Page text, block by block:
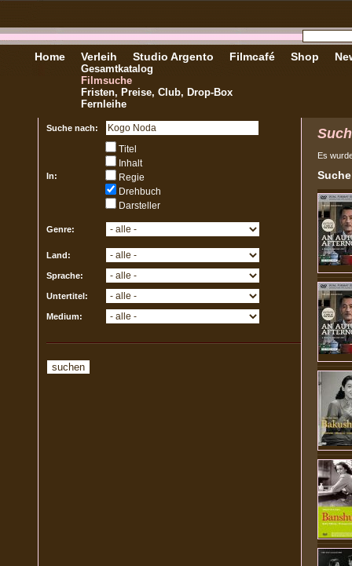
Home Verleih
Gesamtkatalog
Filmsuche
Fristen, Preise, Club, Drop-Box
Fernleihe
Studio Argento Filmcafé Shop
Suche nach:
In:
Titel
Inhalt
Regie
Drehbuch
Darsteller
Genre:
Land:
Sprache:
Untertitel:
Medium:
Es